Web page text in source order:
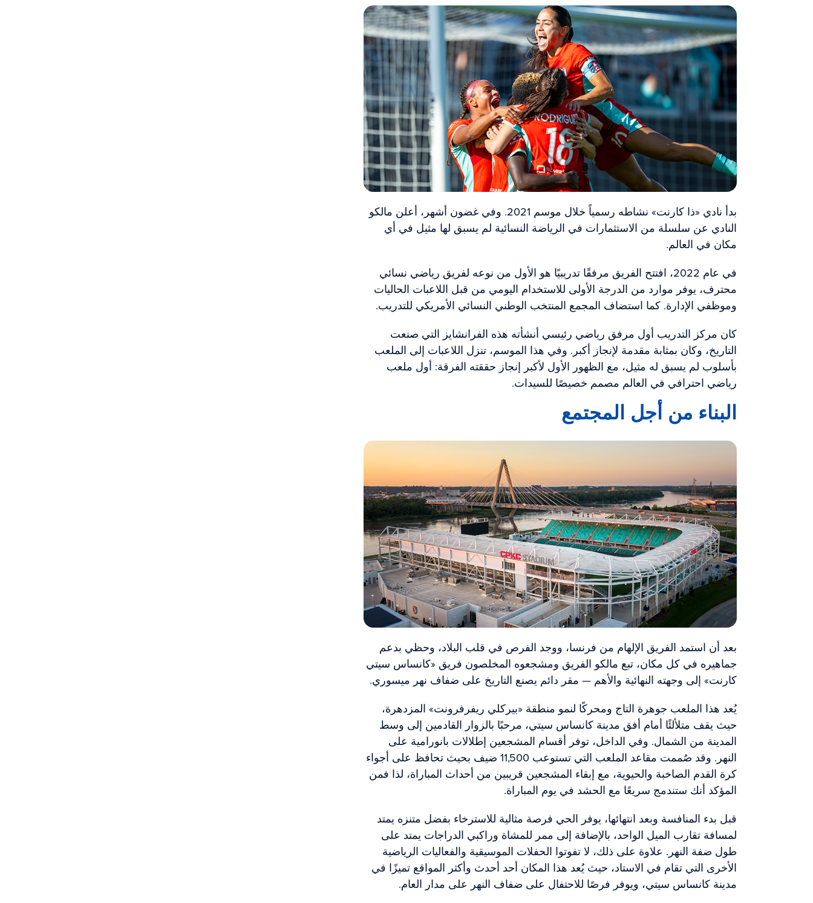
بدأ نادي «ذا كارنت» نشاطه رسمياً خلال موسم 2021. وفي غضون أشهر، أعلن مالكو
النادي عن سلسلة من الاستثمارات في الرياضة النسائية لم يسبق لها مثيل في أي
مكان في العالم.
في عام 2022، افتتح الفريق مرفقًا تدريبيًا هو الأول من نوعه لفريق رياضي نسائي
محترف، يوفر موارد من الدرجة الأولى للاستخدام اليومي من قبل اللاعبات الحاليات
وموظفي الإدارة. كما استضاف المجمع المنتخب الوطني النسائي الأمريكي للتدريب.
كان مركز التدريب أول مرفق رياضي رئيسي أنشأته هذه الفرانشايز التي صنعت
التاريخ، وكان بمثابة مقدمة لإنجاز أكبر. وفي هذا الموسم، تنزل اللاعبات إلى الملعب
بأسلوب لم يسبق له مثيل، مع الظهور الأول لأكبر إنجاز حققته الفرقة: أول ملعب
رياضي احترافي في العالم مصمم خصيصًا للسيدات.
البناء من أجل المجتمع
بعد أن استمد الفريق الإلهام من فرنسا، ووجد الفرص في قلب البلاد، وحظي بدعم
جماهيره في كل مكان، تبع مالكو الفريق ومشجعوه المخلصون فريق «كانساس سيتي
كارنت» إلى وجهته النهائية والأهم — مقر دائم يصنع التاريخ على ضفاف نهر ميسوري.
يُعد هذا الملعب جوهرة التاج ومحركًا لنمو منطقة «بيركلي ريفرفرونت» المزدهرة،
حيث يقف متلألئًا أمام أفق مدينة كانساس سيتي، مرحبًا بالزوار القادمين إلى وسط
المدينة من الشمال. وفي الداخل، توفر أقسام المشجعين إطلالات بانورامية على
النهر. وقد صُممت مقاعد الملعب التي تستوعب 11,500 ضيف بحيث تحافظ على أجواء
كرة القدم الصاخبة والحيوية، مع إبقاء المشجعين قريبين من أحداث المباراة، لذا فمن
المؤكد أنك ستندمج سريعًا مع الحشد في يوم المباراة.
قبل بدء المنافسة وبعد انتهائها، يوفر الحي فرصة مثالية للاسترخاء بفضل متنزه يمتد
لمسافة تقارب الميل الواحد، بالإضافة إلى ممر للمشاة وراكبي الدراجات يمتد على
طول ضفة النهر. علاوة على ذلك، لا تفوتوا الحفلات الموسيقية والفعاليات الرياضية
الأخرى التي تقام في الاستاد، حيث يُعد هذا المكان أحد أحدث وأكثر المواقع تميزًا في
مدينة كانساس سيتي، ويوفر فرصًا للاحتفال على ضفاف النهر على مدار العام.